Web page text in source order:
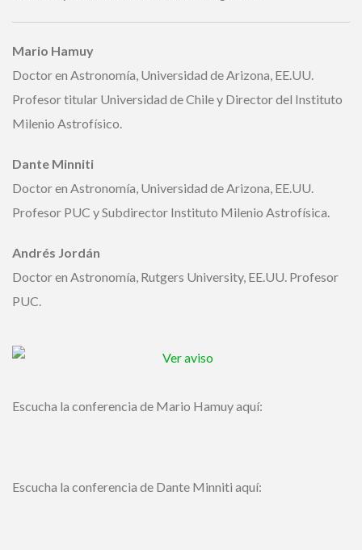
Mario Hamuy
Doctor en Astronomía, Universidad de Arizona, EE.UU.
Profesor titular Universidad de Chile y Director del
Instituto Milenio Astrofísico.
Dante Minniti
Doctor en Astronomía, Universidad de Arizona, EE.UU.
Profesor PUC y Subdirector Instituto Milenio Astrofísica.
Andrés Jordán
Doctor en Astronomía, Rutgers University, EE.UU.
Profesor PUC.
Escucha la conferencia de Mario Hamuy aquí:
Escucha la conferencia de Dante Minniti aquí: